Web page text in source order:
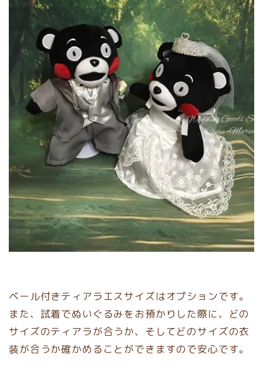
ベール付きティアラエスサイズはオプションです。
また、試着でぬいぐるみをお預かりした際に、どの
サイズのティアラが合うか、そしてどのサイズの衣
装が合うか確かめることができますので安心です。